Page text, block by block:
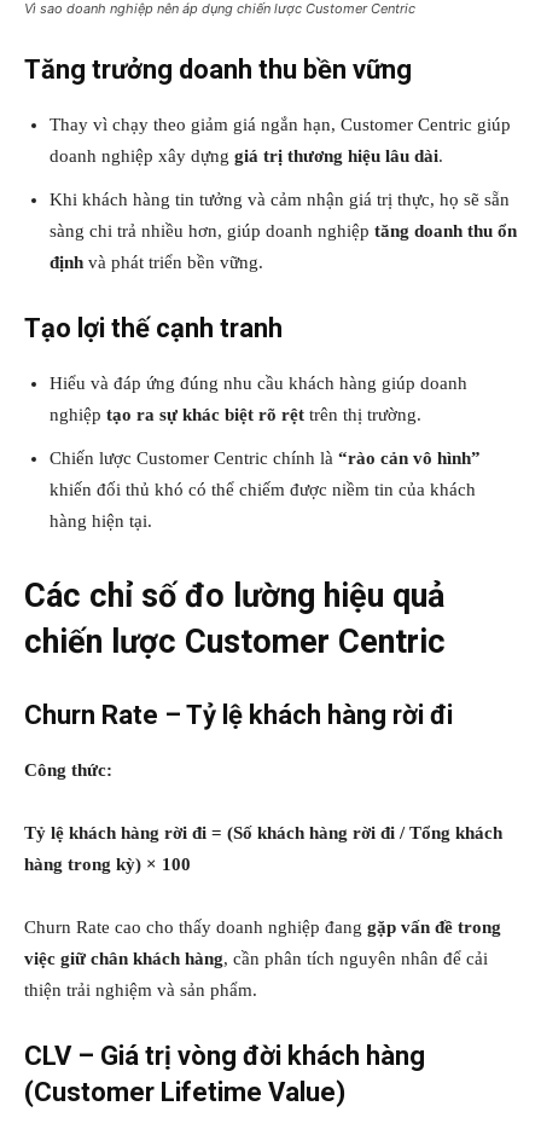
Vì sao doanh nghiệp nên áp dụng chiến lược Customer Centric
Tăng trưởng doanh thu bền vững
Thay vì chạy theo giảm giá ngắn hạn, Customer Centric giúp
doanh nghiệp xây dựng giá trị thương hiệu lâu dài.
Khi khách hàng tin tưởng và cảm nhận giá trị thực, họ sẽ sẵn
sàng chi trả nhiều hơn, giúp doanh nghiệp tăng doanh thu ổn
định và phát triển bền vững.
Tạo lợi thế cạnh tranh
Hiểu và đáp ứng đúng nhu cầu khách hàng giúp doanh
nghiệp tạo ra sự khác biệt rõ rệt trên thị trường.
Chiến lược Customer Centric chính là “rào cản vô hình”
khiến đối thủ khó có thể chiếm được niềm tin của khách
hàng hiện tại.
Các chỉ số đo lường hiệu quả
chiến lược Customer Centric
Churn Rate – Tỷ lệ khách hàng rời đi
Công thức:
Tỷ lệ khách hàng rời đi = (Số khách hàng rời đi / Tổng khách
hàng trong kỳ) × 100
Churn Rate cao cho thấy doanh nghiệp đang gặp vấn đề trong
việc giữ chân khách hàng, cần phân tích nguyên nhân để cải
thiện trải nghiệm và sản phẩm.
CLV – Giá trị vòng đời khách hàng
(Customer Lifetime Value)